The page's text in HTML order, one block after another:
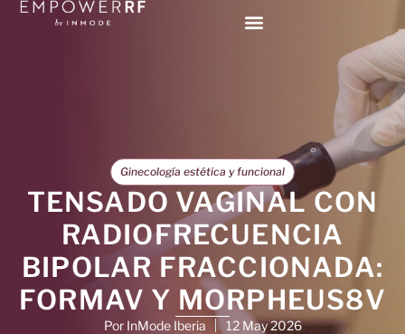
Ginecología estética y funcional
TENSADO VAGINAL CON
RADIOFRECUENCIA
BIPOLAR FRACCIONADA:
FORMAV Y MORPHEUS8V
Por InMode Iberia 12 May 2026